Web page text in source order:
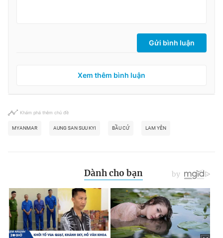
Gửi bình luận
Xem thêm bình luận
Khám phá thêm chủ đề
MYANMAR AUNG SAN SUU KYI BẦU CỬ LAM YÊN